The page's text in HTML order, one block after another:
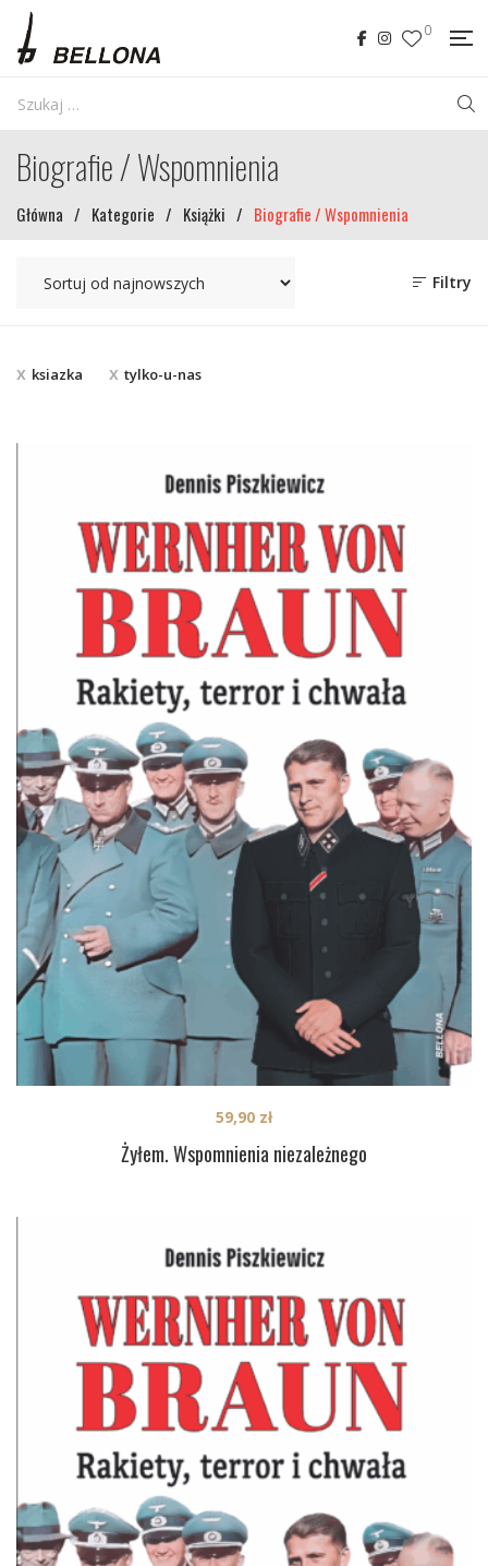
0
Biografie / Wspomnienia
Główna / Kategorie / Książki / Biografie / Wspomnienia
Filtry
ksiazka tylko-u-nas
Żyłem. Wspomnienia niezależnego
59,90 zł